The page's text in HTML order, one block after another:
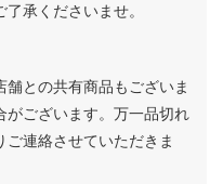
承くださいませ。
との共有商品もございま
ございます。 万一品切れ
ご連絡させていただきま